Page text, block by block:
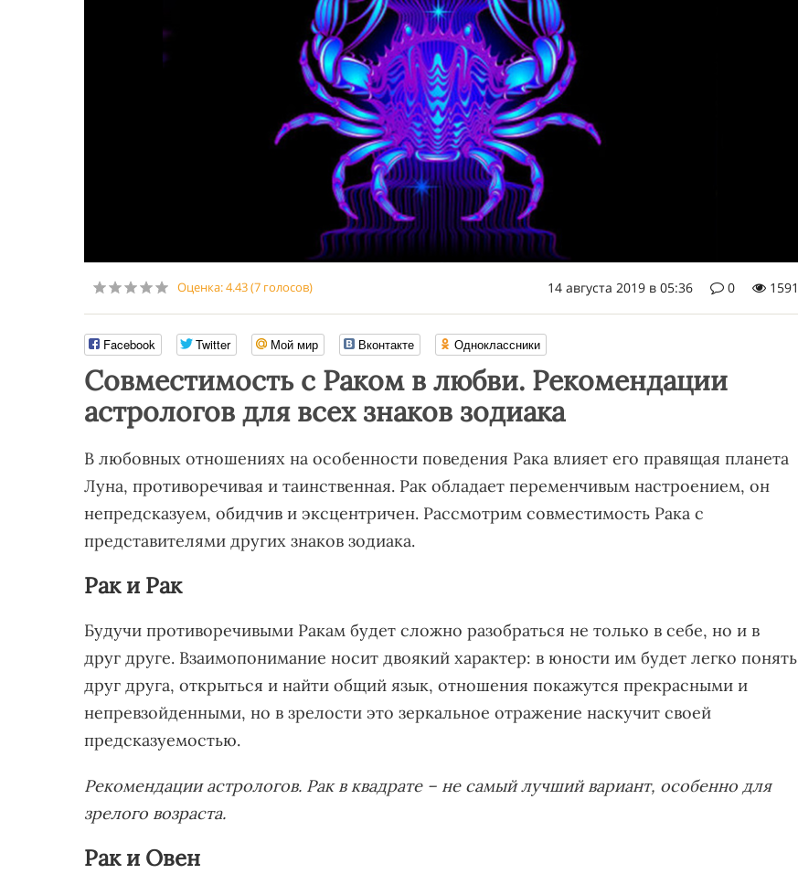
Оценка:4.43(7 голосов) 14 августа 2019 в 05:36 0 1591
Facebook Twitter Мой мир Вконтакте Одноклассники
Совместимость с Раком в любви. Рекомендации
астрологов для всех знаков зодиака
В любовных отношениях на особенности поведения Рака влияет его правящая планета
Луна, противоречивая и таинственная. Рак обладает переменчивым настроением, он
непредсказуем, обидчив и эксцентричен. Рассмотрим совместимость Рака с
представителями других знаков зодиака.
Рак и Рак
Будучи противоречивыми Ракам будет сложно разобраться не только в себе, но и в
друг друге. Взаимопонимание носит двоякий характер: в юности им будет легко понять
друг друга, открыться и найти общий язык, отношения покажутся прекрасными и
непревзойденными, но в зрелости это зеркальное отражение наскучит своей
предсказуемостью.
Рекомендации астрологов. Рак в квадрате – не самый лучший вариант, особенно для
зрелого возраста.
Рак и Овен